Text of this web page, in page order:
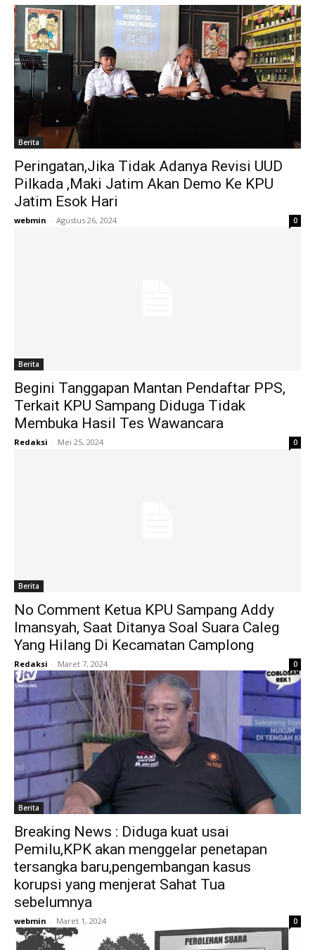
Berita
Peringatan,Jika Tidak Adanya Revisi UUD
Pilkada ,Maki Jatim Akan Demo Ke KPU
Jatim Esok Hari
webmin - Agustus 26, 2024 0
Berita
Begini Tanggapan Mantan Pendaftar PPS,
Terkait KPU Sampang Diduga Tidak
Membuka Hasil Tes Wawancara
Redaksi - Mei 25, 2024 0
Berita
No Comment Ketua KPU Sampang Addy
Imansyah, Saat Ditanya Soal Suara Caleg
Yang Hilang Di Kecamatan Camplong
Redaksi - Maret 7, 2024 0
Berita
Breaking News : Diduga kuat usai
Pemilu,KPK akan menggelar penetapan
tersangka baru,pengembangan kasus
korupsi yang menjerat Sahat Tua
sebelumnya
webmin - Maret 1, 2024 0